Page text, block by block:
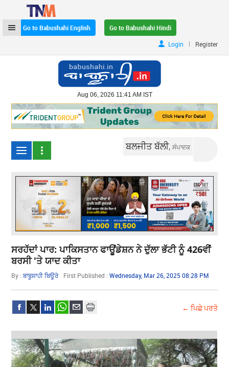
Go to Babushahi English
Go to Babushahi Hindi
Login
| Register
Aug 06, 2026 11:41 AM IST
ਬਲਜੀਤ ਬੱਲੀ,ਸੰਪਾਦਕ
ਸਰਹੱਦਾਂ ਪਾਰ: ਪਾਕਿਸਤਾਨ ਫਾਊਂਡੇਸ਼ਨ ਨੇ ਦੁੱਲਾ ਭੱਟੀ ਨੂੰ 426ਵੀਂ
ਬਰਸੀ 'ਤੇ ਯਾਦ ਕੀਤਾ
By :ਬਾਬੂਸ਼ਾਹੀ ਬਿਊਰੋ First Published :Wednesday, Mar 26, 2025 08:28 PM
← ਪਿਛੇ ਪਰਤੋ